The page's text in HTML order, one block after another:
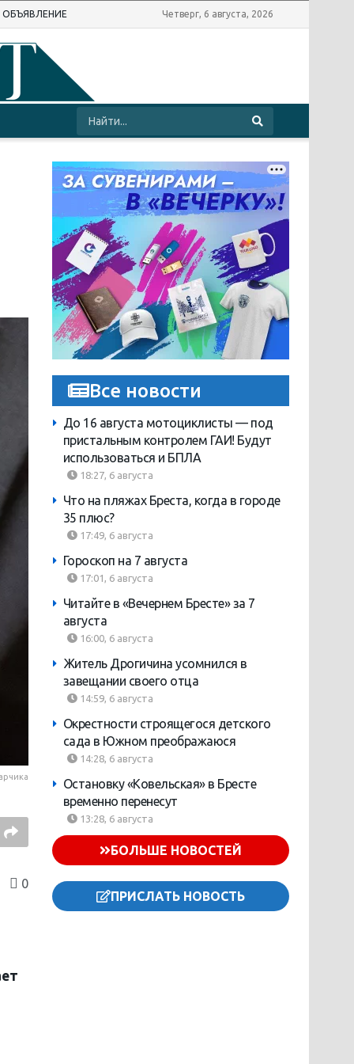
ОБЪЯВЛЕНИЕ Четверг, 6 августа, 2026
0
Все новости
До 16 августа мотоциклисты — под
пристальным контролем ГАИ! Будут
использоваться и БПЛА
18:27, 6 августа
Что на пляжах Бреста, когда в городе
35 плюс?
17:49, 6 августа
Гороскоп на 7 августа
17:01, 6 августа
Читайте в «Вечернем Бресте» за 7
августа
16:00, 6 августа
Житель Дрогичина усомнился в
завещании своего отца
14:59, 6 августа
Окрестности строящегося детского
сада в Южном преображаюся
14:28, 6 августа
Остановку «Ковельская» в Бресте
временно перенесут
13:28, 6 августа
БОЛЬШЕ НОВОСТЕЙ
ПРИСЛАТЬ НОВОСТЬ